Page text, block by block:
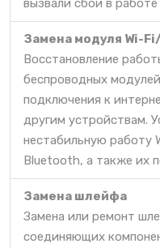
вызвали сбои в
Замена модуля Wi-
Восстановление
беспроводных
подключения к
другим устройствам.
нестабильную работу
Bluetooth, а также их
Замена шлейфа
Замена или ремонт
соединяющих